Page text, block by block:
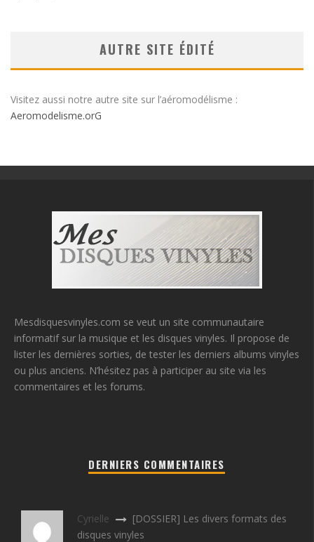
AUTRE SITE ÉDITÉ
Visitez aussi notre autre site sur l’aéromodélisme :
Aeromodelisme.orG
Mesdisquesvinyles.com se veut un site communautaire
informatif sur la musique et les disques vinyles. Il propose de
lister les dernières sorties, de tester les derniers albums vinyles
ou plus anciens. N’hésitez pas à participer au site via les
commentaires et les forums.
DERNIERS COMMENTAIRES
Cyrielle
[DOSSIER] Les divers formats des
disques vinyles